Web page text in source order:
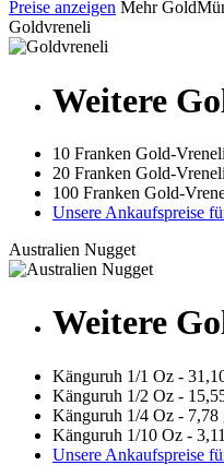
Preise anzeigen Mehr
Goldvreneli
Weitere
10 Franken Gold-
20 Franken Gold-
100 Franken Gold-
Unsere Ankaufspreise
Australien Nugget
Weitere
Känguruh 1/1 Oz -
Känguruh 1/2 Oz -
Känguruh 1/4 Oz - 7,78
Känguruh 1/10 Oz -
Unsere Ankaufspreise